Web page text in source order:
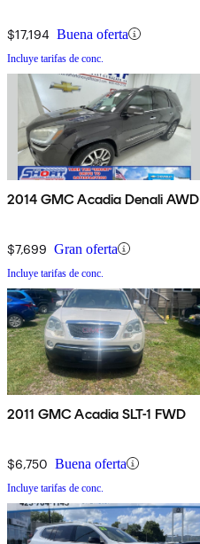
$17,194 Buena oferta
Incluye tarifas de conc.
2014 GMC Acadia Denali AWD
$7,699 Gran oferta
Incluye tarifas de conc.
2011 GMC Acadia SLT-1 FWD
$6,750 Buena oferta
Incluye tarifas de conc.